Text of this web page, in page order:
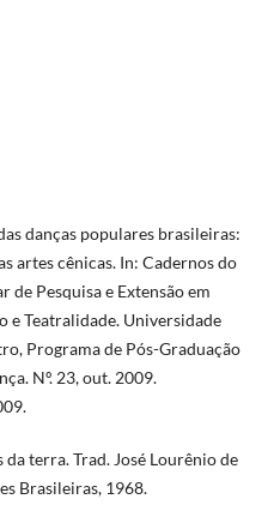
danças populares brasileiras:
artes cênicas. In: Cadernos do
Pesquisa e Extensão em
e Teatralidade. Universidade
Programa de Pós-Graduação
Nº. 23, out. 2009.
terra. Trad. José Lourênio de
Brasileiras, 1968.